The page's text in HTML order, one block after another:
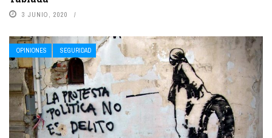
3 JUNIO, 2020
OPINIONES SEGURIDAD